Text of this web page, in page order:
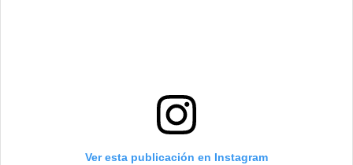
Ver esta publicación en Instagram